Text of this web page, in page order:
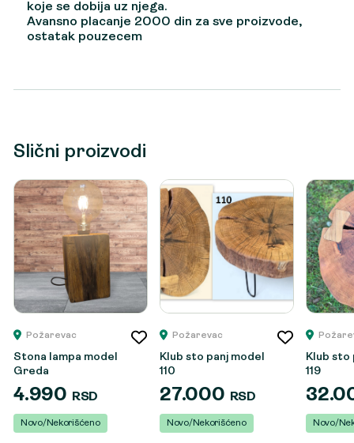
koje se dobija uz njega.
Avansno placanje 2000 din za sve proizvode,
ostatak pouzecem
Slični proizvodi
Požarevac
Stona lampa model
Greda
4.990 RSD
Novo/Nekorišćeno
Požarevac
Klub sto panj model
110
27.000 RSD
Novo/Nekorišćeno
Klub sto
119
Novo/